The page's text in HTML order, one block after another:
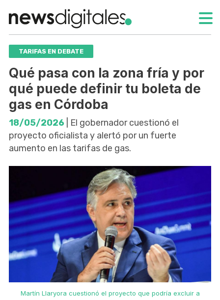
TARIFAS EN DEBATE
Qué pasa con la zona fría y por
qué puede definir tu boleta de
gas en Córdoba
18/05/2026 | El gobernador cuestionó el
proyecto oficialista y alertó por un fuerte
aumento en las tarifas de gas.
Martín Llaryora cuestionó el proyecto que podría excluir a